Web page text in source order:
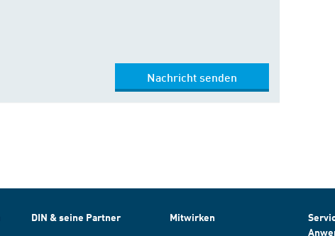
Nachricht senden
DIN & seine Partner Mitwirken